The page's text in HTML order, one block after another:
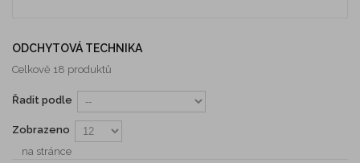
ODCHYTOVÁ TECHNIKA
Celkově 18 produktů
Řadit podle
Zobrazeno
na stránce